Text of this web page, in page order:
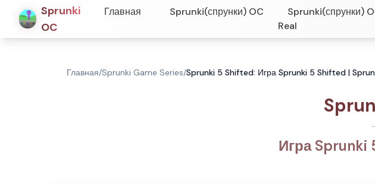
Sprunki
OC
Главная Sprunki(спрунки) OC
Sprunki(спрунки)
Real
Главная/Sprunki Game Series/Sprunki 5 Shifted: Игра Sprunki 5 Shifted |
Игра Sprunki